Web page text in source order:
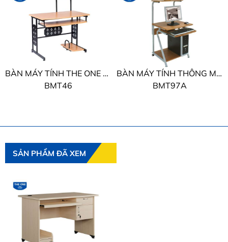
BÀN MÁY TÍNH THE ONE KHUNG KHÉP
BMT46
BÀN MÁY TÍNH THÔNG MINH THE ONE KHUNG KHÉP
BMT97A
SẢN PHẨM ĐÃ XEM